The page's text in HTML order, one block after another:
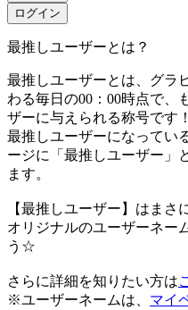
ログイン
最推しユーザーとは？
最推しユーザーとは、グラ
わる毎日の00：00時点で、
ザーに与えられる称号です！
最推しユーザーになってい
ージに「最推しユーザー」
ます。
【最推しユーザー】はまさ
オリジナルのユーザーネー
う☆
さらに詳細を知りたい方は
※ユーザーネームは、 マイ